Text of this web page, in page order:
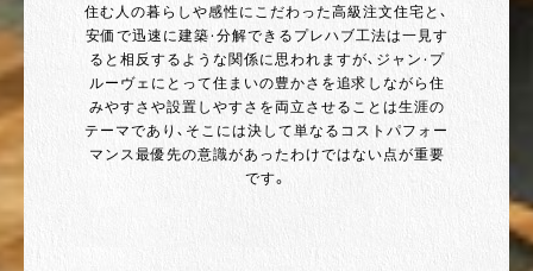
住む人の暮らしや感性にこだわった高級注文住宅と、
安価で迅速に建築・分解できるプレハブ工法は一見す
ると相反するような関係に思われますが、ジャン・プ
ルーヴェにとって住まいの豊かさを追求しながら住
みやすさや設置しやすさを両立させることは生涯の
テーマであり、そこには決して単なるコストパフォー
マンス最優先の意識があったわけではない点が重要
です。